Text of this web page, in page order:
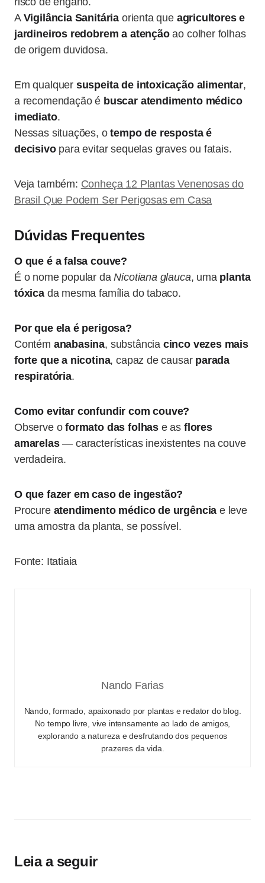
A Vigilância Sanitária orienta que agricultores e
jardineiros redobrem a atençãoao colher folhas
de origem duvidosa.
Em qualquer suspeita de intoxicação alimentar,
a recomendação é buscar atendimento médico
imediato.
Nessas situações, otempo de resposta é
decisivopara evitar sequelas graves ou fatais.
Veja também: Conheça 12 Plantas Venenosas do
Brasil Que Podem Ser Perigosas em Casa
Dúvidas Frequentes
O que é a falsa couve?
É o nome popular daNicotiana glauca, uma planta
tóxicada mesma família do tabaco.
Por que ela é perigosa?
Contém anabasina, substância cinco vezes mais
forte que a nicotina, capaz de causar parada
respiratória.
Como evitar confundir com couve?
Observe oformato das folhase as flores
amarelas— características inexistentes na couve
verdadeira.
O que fazer em caso de ingestão?
Procure atendimento médico de urgência e leve
uma amostra da planta, se possível.
Fonte: Itatiaia
Nando Farias
Nando, formado, apaixonado por plantas e redator do blog.
No tempo livre, vive intensamente ao lado de amigos,
explorando a natureza e desfrutando dos pequenos
prazeres da vida.
Leia a seguir